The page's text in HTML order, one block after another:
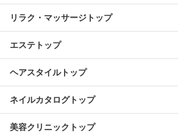
リラク・マッサージトップ
エステトップ
ヘアスタイルトップ
ネイルカタログトップ
美容クリニックトップ